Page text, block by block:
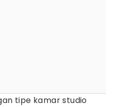
tipe kamar studio